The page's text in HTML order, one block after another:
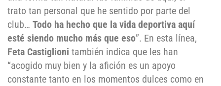
trato tan personal que he sentido por parte del
club… Todo ha hecho que la vida deportiva aquí
esté siendo mucho más que eso”. En esta línea,
Feta Castiglioni también indica que les han
“acogido muy bien y la afición es un apoyo
constante tanto en los momentos dulces como en